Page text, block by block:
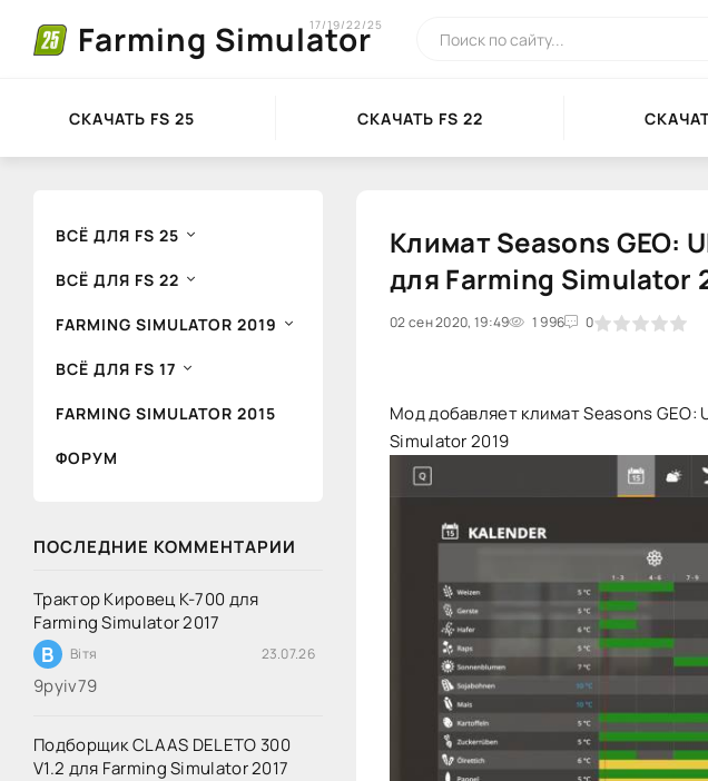
Farming Simulator
17/19/22/25
СКАЧАТЬ FS 25 СКАЧАТЬ FS 22
ВСЁ ДЛЯ FS 25
ВСЁ ДЛЯ FS 22
FARMING SIMULATOR 2019
ВСЁ ДЛЯ FS 17
FARMING SIMULATOR 2015
ФОРУМ
ПОСЛЕДНИЕ КОММЕНТАРИИ
Трактор Кировец К-700 для
Farming Simulator 2017
В Вітя 23.07.26
9руіv79
Подборщик CLAAS DELETO 300
V1.2 для Farming Simulator 2017
Климат Seasons GEO:
для Farming Simulator
02 сен 2020, 19:49 1 996 0
1 2 3 4 5
Мод добавляет климат Seasons GEO:
Simulator 2019